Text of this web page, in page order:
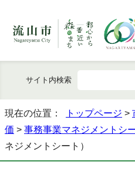
サイト内検索
現在の位置： トップページ >
価 > 事務事業マネジメントシ
ネジメントシート）